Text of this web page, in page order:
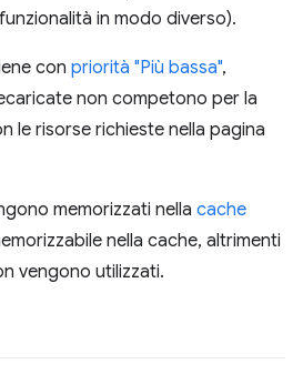
in modo diverso).
con priorità "Più bassa",
non competono per la
le risorse richieste nella pagina
memorizzati nella cache
nella cache, altrimenti
vengono utilizzati.